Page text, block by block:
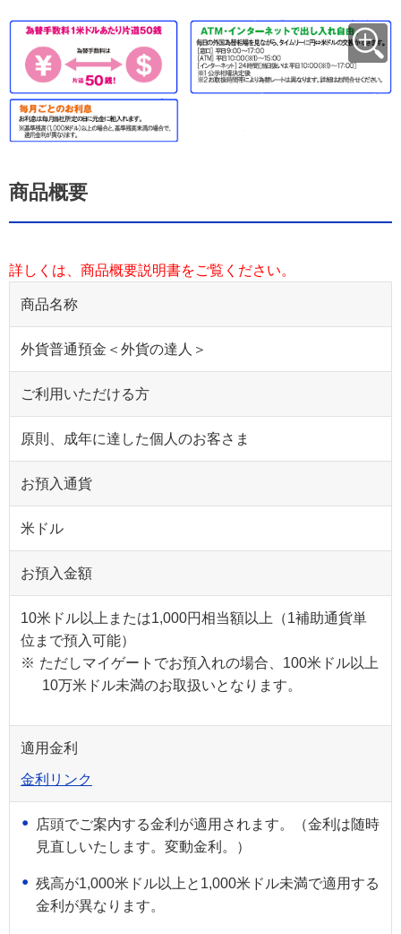
商品概要
詳しくは、商品概要説明書をご覧ください。
商品名称
外貨普通預金＜外貨の達人＞
ご利用いただける方
原則、成年に達した個人のお客さま
お預入通貨
米ドル
お預入金額
10米ドル以上または1,000円相当額以上（1補助通貨単
位まで預入可能）
※ ただしマイゲートでお預入れの場合、100米ドル以上
10万米ドル未満のお取扱いとなります。
適用金利
金利リンク
店頭でご案内する金利が適用されます。（金利は随時
見直しいたします。変動金利。）
残高が1,000米ドル以上と1,000米ドル未満で適用する
金利が異なります。